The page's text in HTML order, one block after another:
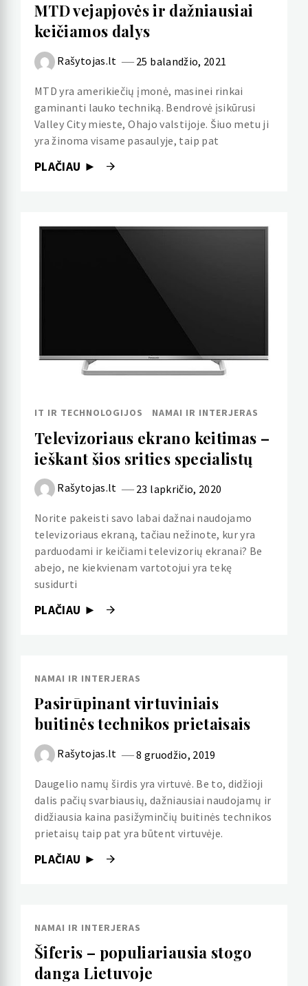
MTD vejapjovės ir dažniausiai
keičiamos dalys
Rašytojas.lt 25 balandžio, 2021
MTD yra amerikiečių įmonė, masinei rinkai
gaminanti lauko techniką. Bendrovė įsikūrusi
Valley City mieste, Ohajo valstijoje. Šiuo metu ji
yra žinoma visame pasaulyje, taip pat
PLAČIAU ►
IT IR TECHNOLOGIJOS NAMAI IR INTERJERAS
Televizoriaus ekrano keitimas –
ieškant šios srities specialistų
Rašytojas.lt 23 lapkričio, 2020
Norite pakeisti savo labai dažnai naudojamo
televizoriaus ekraną, tačiau nežinote, kur yra
parduodami ir keičiami televizorių ekranai? Be
abejo, ne kiekvienam vartotojui yra tekę
susidurti
PLAČIAU ►
NAMAI IR INTERJERAS
Pasirūpinant virtuviniais
buitinės technikos prietaisais
Rašytojas.lt 8 gruodžio, 2019
Daugelio namų širdis yra virtuvė. Be to, didžioji
dalis pačių svarbiausių, dažniausiai naudojamų ir
didžiausia kaina pasižyminčių buitinės technikos
prietaisų taip pat yra būtent virtuvėje.
PLAČIAU ►
NAMAI IR INTERJERAS
Šiferis – populiariausia stogo
danga Lietuvoje